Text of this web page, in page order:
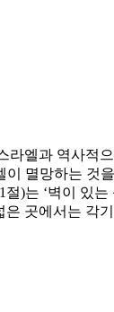
엘과 역사적
멸망하는 것
)는 ‘벽이 있
곳에서는 각